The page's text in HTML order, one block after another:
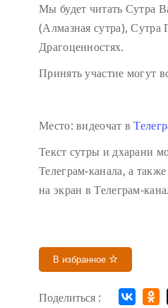
Мы будет читать Сутра
(Алмазная сутра), Сутра
Драгоценностях.
Принять участие могут
Место: видеочат в
Текст сутры и дхарани
Телеграм-канала, а
на экран в Телеграм-
В избранное
Поделиться :